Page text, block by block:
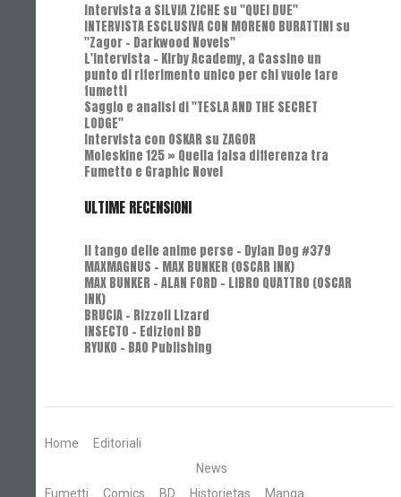
Intervista a SILVIA ZICHE su "QUEI DUE"
INTERVISTA ESCLUSIVA CON MORENO BURATTINI su
"Zagor - Darkwood Novels"
L'Intervista - Kirby Academy, a Cassino un
punto di riferimento unico per chi vuole fare
fumetti
Saggio e analisi di "TESLA AND THE SECRET
LODGE"
Intervista con OSKAR su ZAGOR
Moleskine 125 » Quella falsa differenza tra
Fumetto e Graphic Novel
ULTIME RECENSIONI
Il tango delle anime perse - Dylan Dog #379
MAXMAGNUS – MAX BUNKER (OSCAR INK)
MAX BUNKER – ALAN FORD – LIBRO QUATTRO (OSCAR
INK)
BRUCIA - Rizzoli Lizard
INSECTO - Edizioni BD
RYUKO - BAO Publishing
Home
Editoriali
News
Fumetti
Comics BD Historietas Manga